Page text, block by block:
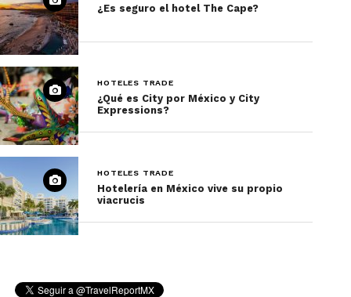
¿Es seguro el hotel The Cape?
HOTELES TRADE
¿Qué es City por México y City
Expressions?
HOTELES TRADE
Hotelería en México vive su propio
viacrucis